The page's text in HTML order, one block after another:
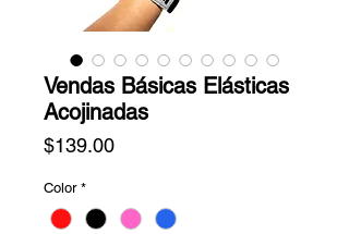
Vendas Básicas Elásticas
Acojinadas
$139.00Precio
Color *